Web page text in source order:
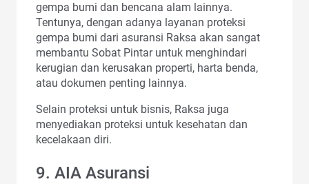
gempa bumi dan bencana alam lainnya.
Tentunya, dengan adanya layanan proteksi
gempa bumi dari asuransi Raksa akan sangat
membantu Sobat Pintar untuk menghindari
kerugian dan kerusakan properti, harta benda,
atau dokumen penting lainnya.
Selain proteksi untuk bisnis, Raksa juga
menyediakan proteksi untuk kesehatan dan
kecelakaan diri.
9. AIA Asuransi